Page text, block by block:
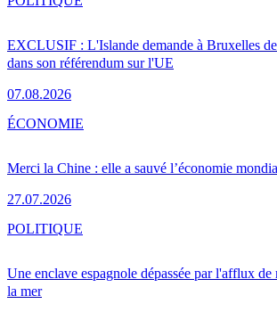
EXCLUSIF : L'Islande demande à Bruxelles
dans son référendum sur l'UE
07.08.2026
Merci la Chine : elle a sauvé l’économie
27.07.2026
ÉCONOMIE
Une enclave espagnole dépassée par l'afflux
la mer
POLITIQUE